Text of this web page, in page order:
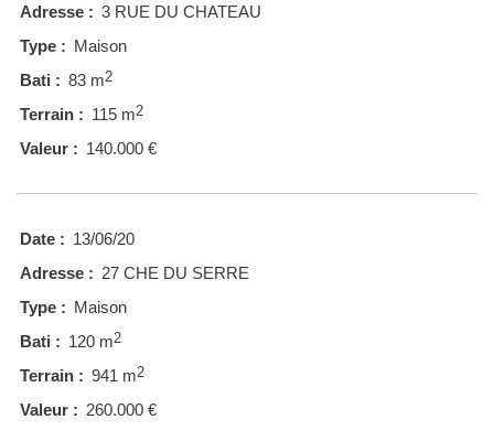
Adresse : 3 RUE DU CHATEAU
Type : Maison
Bati : 83 m2
Terrain : 115 m2
Valeur : 140.000 €
Date : 13/06/20
Adresse : 27 CHE DU SERRE
Type : Maison
Bati : 120 m2
Terrain : 941 m2
Valeur : 260.000 €